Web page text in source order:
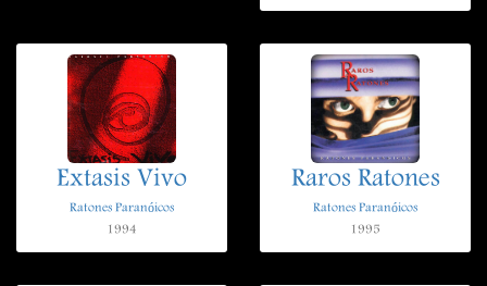
Extasis Vivo
Ratones Paranóicos
1994
Raros Ratones
Ratones Paranóicos
1995